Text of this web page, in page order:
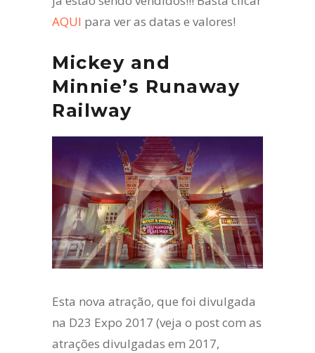
AQUI para ver as datas e valores!
Mickey and
Minnie’s Runaway
Railway
Esta nova atração, que foi divulgada
na D23 Expo 2017 (veja o post com as
atrações divulgadas em 2017,